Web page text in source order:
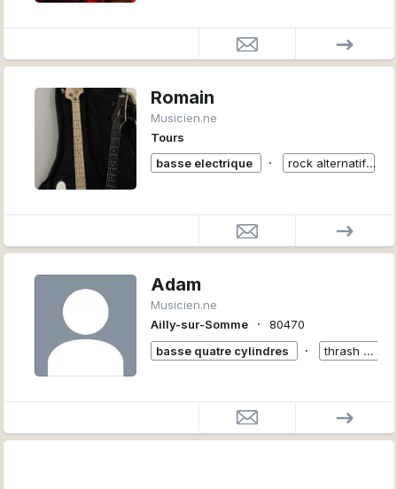
Romain
Musicien.ne
Tours
basse electrique
∙ rock alternatif
Adam
Musicien.ne
Ailly-sur-Somme
∙
80470
basse quatre cylindres
∙ thrash metal